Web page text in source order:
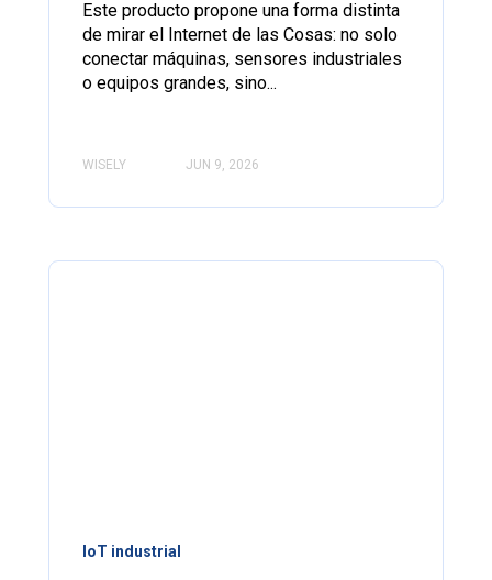
Este producto propone una forma distinta
de mirar el Internet de las Cosas: no solo
conectar máquinas, sensores industriales
o equipos grandes, sino...
WISELY JUN 9, 2026
IoT industrial